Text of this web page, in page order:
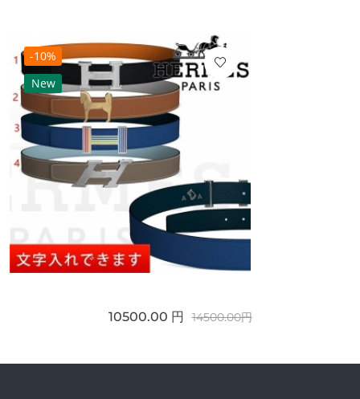
-10%
New
10500.00 円 14500.00円